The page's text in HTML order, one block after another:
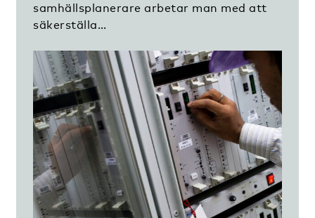
samhällsplanerare arbetar man med att
säkerställa…